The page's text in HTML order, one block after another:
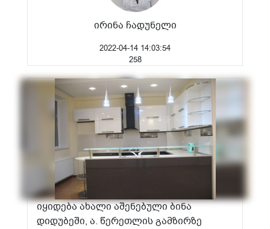
ირინა ჩადუნელი
2022-04-14 14:03:54
258
იყიდება ახალი აშენებული ბინა
დიდუბეში, ა. წერეთლის გამზირზე